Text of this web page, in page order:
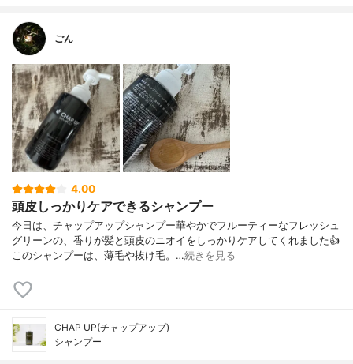
ごん
4.00
頭皮しっかりケアできるシャンプー
今日は、チャップアップシャンプー華やかでフルーティーなフレッシュ
グリーンの、香りが髪と頭皮のニオイをしっかりケアしてくれました👍
このシャンプーは、薄毛や抜け毛。…続きを見る
CHAP UP(チャップアップ)
シャンプー